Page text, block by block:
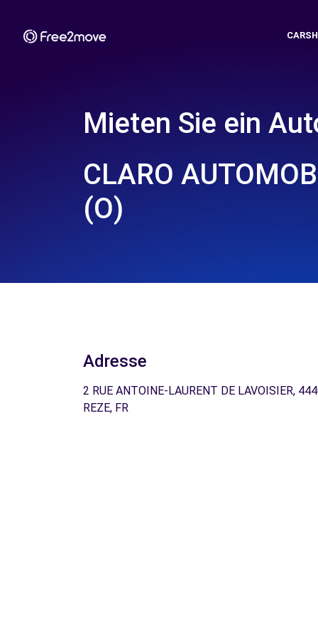
Mieten Sie ein
CLARO
(O)
Adresse
2 RUE ANTOINE-LAURENT DE LAVOISIER,
REZE, FR